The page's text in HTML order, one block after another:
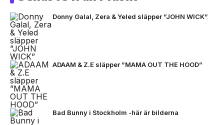
Donny Galal, Zera & Yeled släpper ”JOHN WICK”
ADAAM & Z.E släpper ”MAMA OUT THE HOOD”
Bad Bunny i Stockholm -här är bilderna